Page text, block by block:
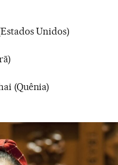
Unidos)
(Quênia)